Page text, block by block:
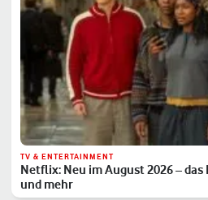
TV & ENTERTAINMENT
Netflix: Neu im August 2026 –
und mehr